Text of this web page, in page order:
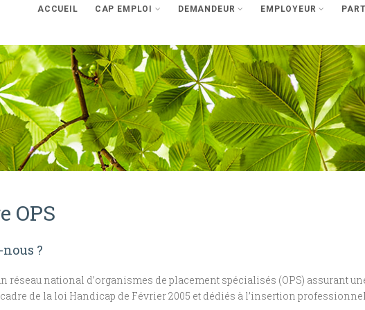
ACCUEIL CAP EMPLOI DEMANDEUR EMPLOYEUR
OPS
?
réseau national d’organismes de placement spécialisés (OPS) assurant
de la loi Handicap de Février 2005 et dédiés à l’insertion